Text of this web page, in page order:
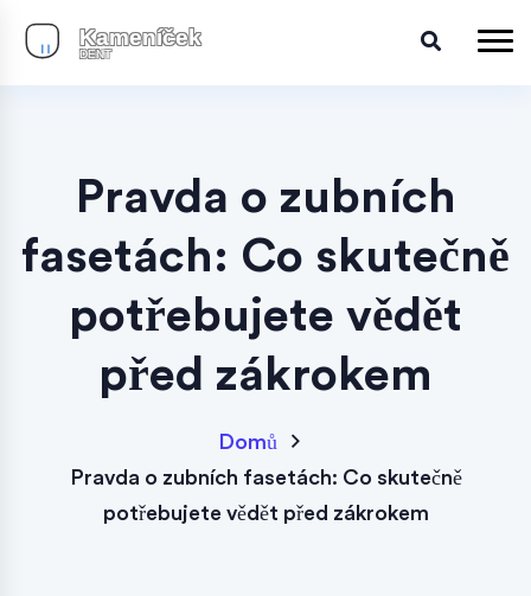
Pravda o zubních
fasetách: Co skutečně
potřebujete vědět
před zákrokem
Domů
Pravda o zubních fasetách: Co skutečně
potřebujete vědět před zákrokem